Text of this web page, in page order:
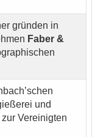
gründen in
Faber &
und
Vereinigten